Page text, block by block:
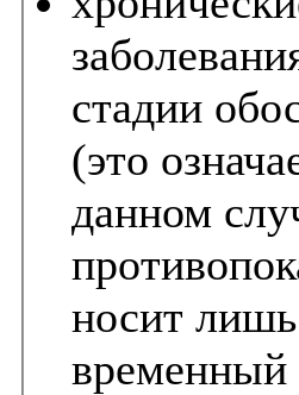
стадии
(это
данном
носит лишь
временный